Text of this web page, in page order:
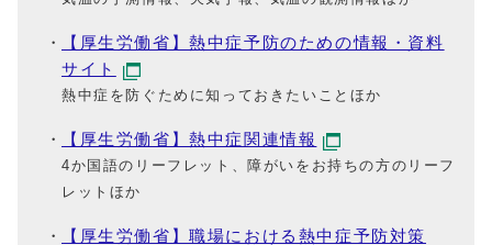
【厚生労働省】熱中症予防のための情報・資料
サイト
熱中症を防ぐために知っておきたいことほか
【厚生労働省】熱中症関連情報
4か国語のリーフレット、障がいをお持ちの方のリーフ
レットほか
【厚生労働省】職場における熱中症予防対策